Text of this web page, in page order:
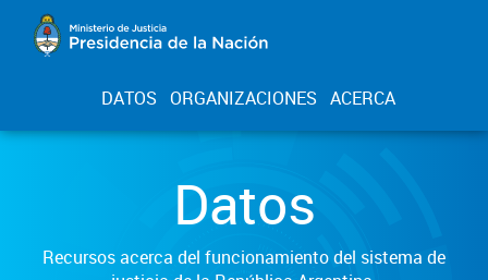
DATOS ORGANIZACIONES ACERCA
Datos
Recursos acerca del funcionamiento del sistema de